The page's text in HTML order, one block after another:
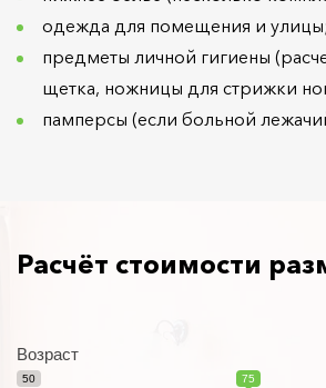
одежда для помещения и улицы;
предметы личной гигиены
щетка, ножницы для стрижки
памперсы (если больной
Расчёт стоимости